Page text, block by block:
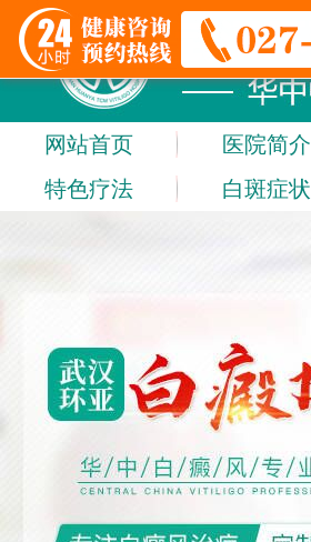
网站首页 医院简介
特色疗法
白斑症状